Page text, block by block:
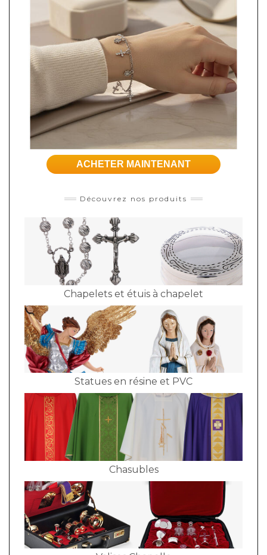
ACHETER MAINTENANT
Découvrez nos produits
Chapelets et étuis à chapelet
Statues en résine et PVC
Chasubles